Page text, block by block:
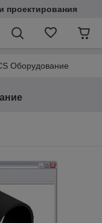
проектирования
Оборудование